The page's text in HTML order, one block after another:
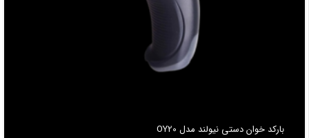
باركد خوان دستي نیولند مدل OY20